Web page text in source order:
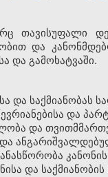
თავისუფალი
და
და გამოხატვაში.
და საქმიანობას
და
და
კანონის
და